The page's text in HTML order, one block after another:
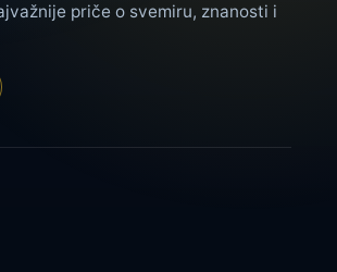
priče o svemiru, znanosti i